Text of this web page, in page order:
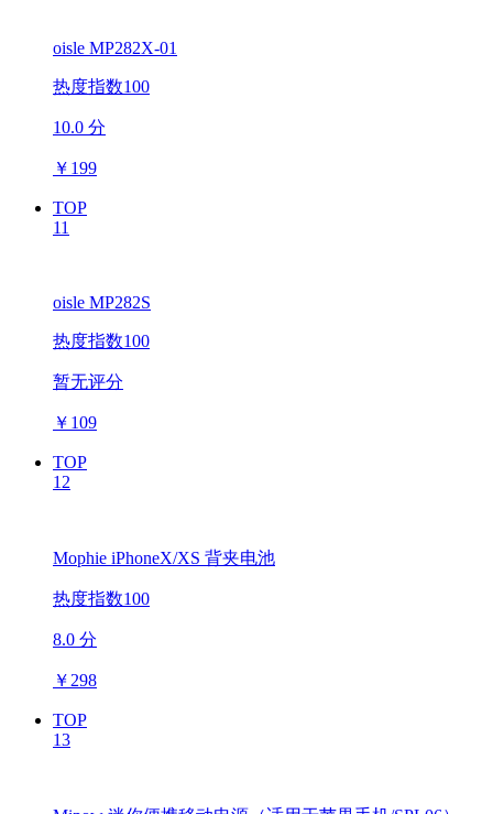
oisle MP282X-01
热度指数100
10.0 分
￥ 199
TOP
11
oisle MP282S
热度指数100
暂无评分
￥ 109
TOP
12
Mophie iPhoneX/XS 背夹电池
热度指数100
8.0 分
￥ 298
TOP
13